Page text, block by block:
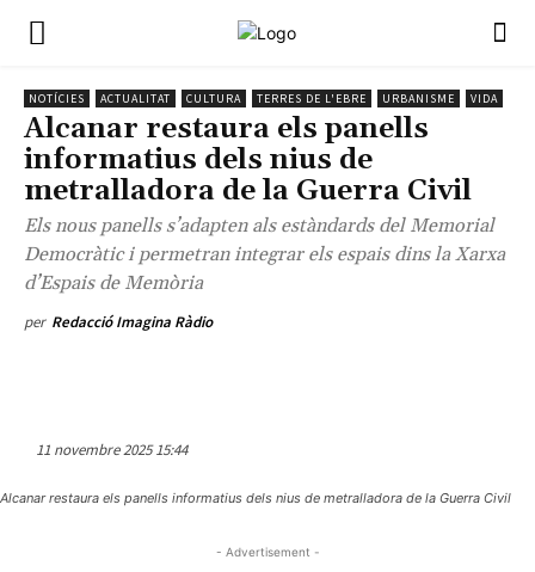
NOTÍCIES ACTUALITAT CULTURA TERRES DE L'EBRE URBANISME VIDA
Alcanar restaura els panells
informatius dels nius de
metralladora de la Guerra Civil
Els nous panells s’adapten als estàndards del Memorial
Democràtic i permetran integrar els espais dins la Xarxa
d’Espais de Memòria
per Redacció Imagina Ràdio
11 novembre 2025 15:44
Alcanar restaura els panells informatius dels nius de metralladora de la Guerra Civil
- Advertisement -